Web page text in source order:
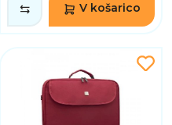
V košarico